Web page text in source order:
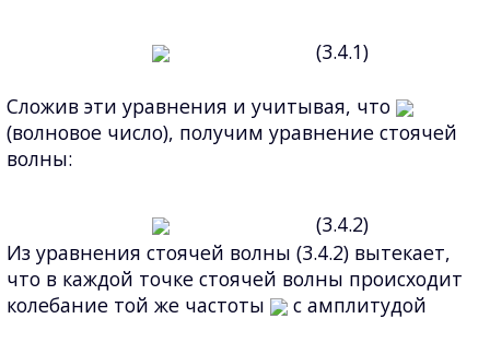
(3.4.1)
Сложив эти уравнения и учитывая, что
(волновое число), получим уравнение стоячей
волны:
(3.4.2)
Из уравнения стоячей волны (3.4.2) вытекает,
что в каждой точке стоячей волны происходит
колебание той же частоты
с амплитудой